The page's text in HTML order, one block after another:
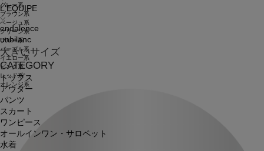
L'EQUIPE
endalence
unbilanc
大きいサイズ
CATEGORY
トップス
アウター
パンツ
スカート
ワンピース
オールインワン・サロペット
水着
グレー系
ブラウン系
ベージュ系
グリーン系
ブルー系
パープル系
イエロー系
ピンク系
レッド系
オレンジ系